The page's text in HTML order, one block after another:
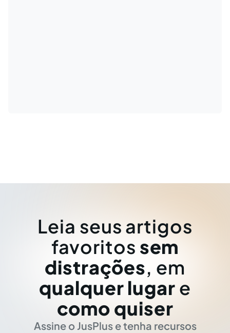
Leia seus artigos
favoritos sem
distrações, em
qualquer lugar e
como quiser
Assine o JusPlus e tenha recursos